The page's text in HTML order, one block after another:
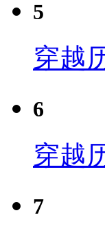
5
穿越
6
穿越
7